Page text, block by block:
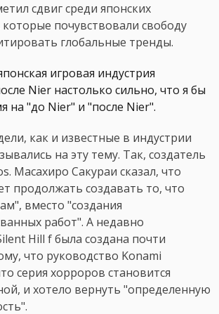
сдвиг среди японских
почувствовали свободу
глобальные тренды.
игровая индустрия
Nier настолько сильно, что я бы
на "до Nier" и "после Nier".
как и известные в индустрии
на эту тему. Так, создатель
Масахиро Сакураи сказал, что
продолжать создавать то, что
вместо "создания
работ". А недавно
Hill f была создана почти
что руководство Konami
серия хорроров становится
и хотело вернуть "определенную